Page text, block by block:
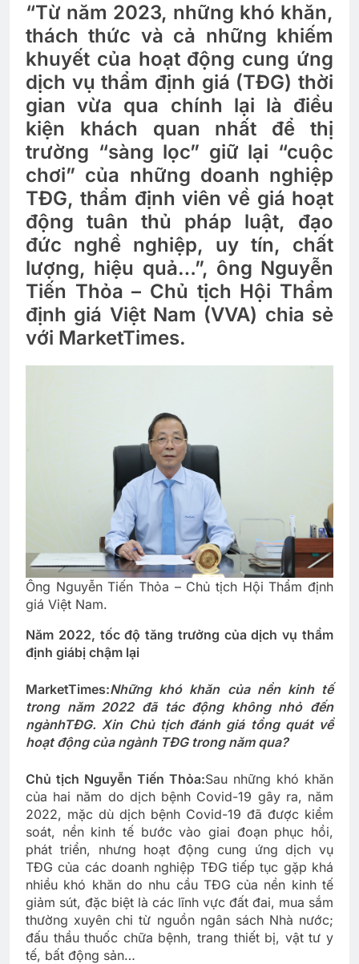
“Từ năm 2023, những khó khăn,
thách thức và cả những khiếm
khuyết của hoạt động cung ứng
dịch vụ thẩm định giá (TĐG) thời
gian vừa qua chính lại là điều
kiện khách quan nhất để thị
trường “sàng lọc” giữ lại “cuộc
chơi” của những doanh nghiệp
TĐG, thẩm định viên về giá hoạt
động tuân thủ pháp luật, đạo
đức nghề nghiệp, uy tín, chất
lượng, hiệu quả…”, ông Nguyễn
Tiến Thỏa – Chủ tịch Hội Thẩm
định giá Việt Nam (VVA) chia sẻ
với MarketTimes.
Ông Nguyễn Tiến Thỏa – Chủ tịch Hội Thẩm định
giá Việt Nam.
Năm 2022, tốc độ tăng trưởng của dịch vụ thẩm
định giábị chậm lại
MarketTimes:Những khó khăn của nền kinh tế
trong năm 2022 đã tác động không nhỏ đến
ngànhTĐG. Xin Chủ tịch đánh giá tổng quát về
hoạt động của ngành TĐG trong năm qua?
Chủ tịch Nguyễn Tiến Thỏa:Sau những khó khăn
của hai năm do dịch bệnh Covid-19 gây ra, năm
2022, mặc dù dịch bệnh Covid-19 đã được kiểm
soát, nền kinh tế bước vào giai đoạn phục hồi,
phát triển, nhưng hoạt động cung ứng dịch vụ
TĐG của các doanh nghiệp TĐG tiếp tục gặp khá
nhiều khó khăn do nhu cầu TĐG của nền kinh tế
giảm sút, đặc biệt là các lĩnh vực đất đai, mua sắm
thường xuyên chi từ nguồn ngân sách Nhà nước;
đấu thầu thuốc chữa bệnh, trang thiết bị, vật tư y
tế, bất động sản…